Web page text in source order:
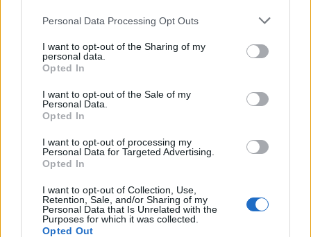
Personal Data Processing Opt Outs
I want to opt-out of the Sharing of my
personal data.
Opted In
I want to opt-out of the Sale of my
Personal Data.
Opted In
I want to opt-out of processing my
Personal Data for Targeted Advertising.
Opted In
I want to opt-out of Collection, Use,
Retention, Sale, and/or Sharing of my
Personal Data that Is Unrelated with the
Purposes for which it was collected.
Opted Out
Raktažodžiai cholesterolis
Komentarai
Jūsų vardas